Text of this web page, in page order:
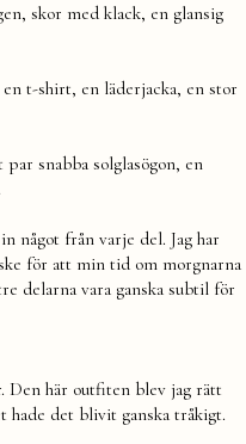
skor med klack, en glansig
t-shirt, en läderjacka, en stor
snabba solglasögon, en
något från varje del. Jag har
för att min tid om morgnarna
delarna vara ganska subtil för
Den här outfiten blev jag rätt
hade det blivit ganska tråkigt.